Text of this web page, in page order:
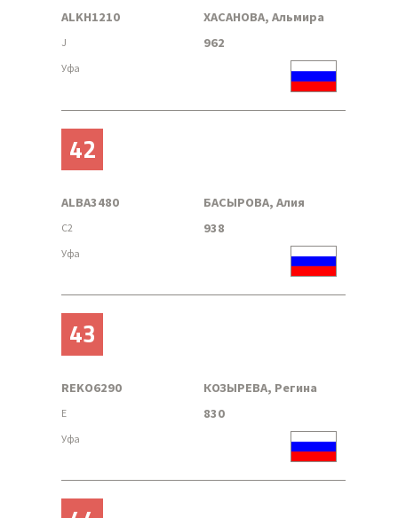
ALKH1210 ХАСАНОВА, Альмира
J 962
Уфа
42
ALBA3480 БАСЫРОВА, Алия
C2 938
Уфа
43
REKO6290 КОЗЫРЕВА, Регина
E 830
Уфа